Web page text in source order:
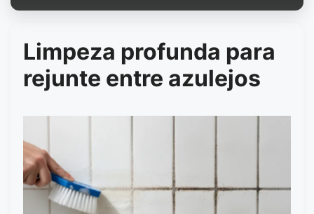
Limpeza profunda para
rejunte entre azulejos